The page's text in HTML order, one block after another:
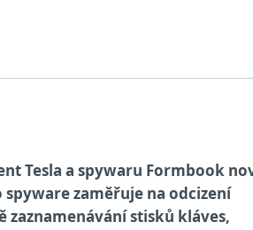
Tesla a spywaru Formbook
zaměřuje na odcizení
stisků kláves,